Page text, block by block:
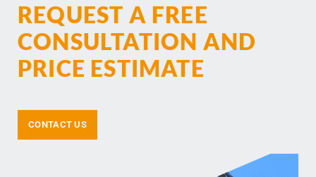
REQUEST A FREE
CONSULTATION AND
PRICE ESTIMATE
CONTACT US